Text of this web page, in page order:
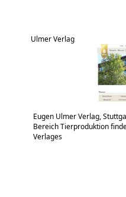
Ulmer Verlag
Eugen Ulmer Verlag,
Bereich Tierproduktion
Verlages